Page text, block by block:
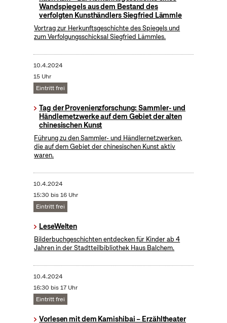
Wandspiegels aus dem Bestand des
verfolgten Kunsthändlers Siegfried Lämmle
Vortrag zur Herkunftsgeschichte des Spiegels und
zum Verfolgungsschicksal Siegfried Lämmles.
10.4.2024
15 Uhr
Eintritt frei
Tag der Provenienzforschung: Sammler- und
Händlernetzwerke auf dem Gebiet der alten
chinesischen Kunst
Führung zu den Sammler- und Händlernetzwerken,
die auf dem Gebiet der chinesischen Kunst aktiv
waren.
10.4.2024
15:30 bis 16 Uhr
Eintritt frei
LeseWelten
Bilderbuchgeschichten entdecken für Kinder ab 4
Jahren in der Stadtteilbibliothek Haus Balchem.
10.4.2024
16:30 bis 17 Uhr
Eintritt frei
Vorlesen mit dem Kamishibai – Erzähltheater